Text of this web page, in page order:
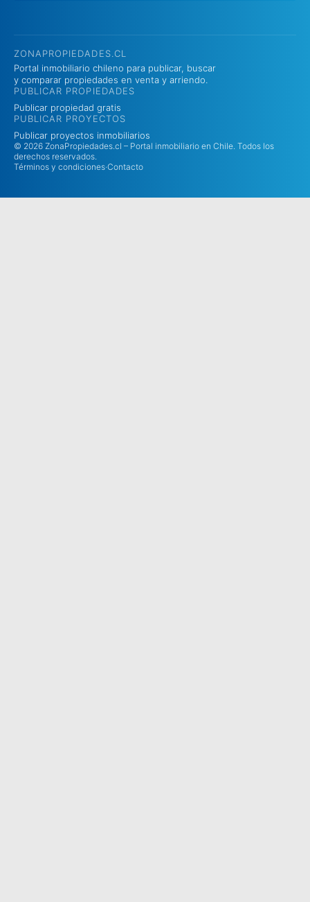
ZONAPROPIEDADES.CL
Portal inmobiliario chileno para publicar, buscar
y comparar propiedades en venta y arriendo.
PUBLICAR PROPIEDADES
Publicar propiedad gratis
PUBLICAR PROYECTOS
Publicar proyectos inmobiliarios
© 2026 ZonaPropiedades.cl – Portal inmobiliario en Chile. Todos los
derechos reservados.
Términos y condiciones·Contacto